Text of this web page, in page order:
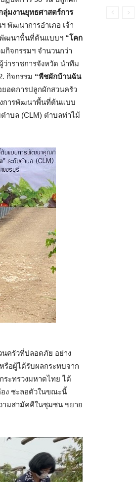
ลุ่มงานยุทธศาสตร์การ
พัฒนาการอำเภอ เจ้า
พัฒนาพื้นที่ต้นแบบฯ “โคก
กิจกรรมฯ จำนวนกว่า
ว่าราชการจังหวัด นำทีม
กิจกรรม “พืชผักบ้านฉัน
อดการปลูกผักสวนครัว
งการพัฒนาพื้นที่ต้นแบบ
ำบล (CLM) ตำบลท่าไม้
นครัวที่ปลอดภัย อย่าง
รือผู้ได้รับผลกระทบจาก
ระทรวงมหาดไทย ได้
อง ชะลอตัวในขณะนี้
ามสามัคคีในชุมชน ขยาย